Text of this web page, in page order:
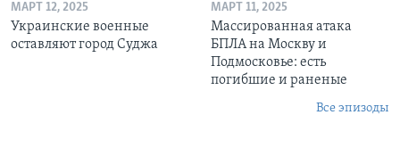
МАРТ 12, 2025
Украинские военные
оставляют город Суджа
МАРТ 11, 2025
Массированная атака
БПЛА на Москву и
Подмосковье: есть
погибшие и раненые
Все эпизоды